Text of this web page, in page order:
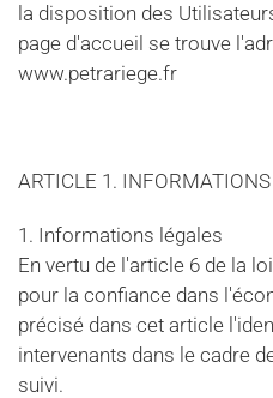
la disposition des
page d'accueil se trouve
www.petrariege.fr
ARTICLE 1.
1. Informations légales
En vertu de l'article 6 de la
pour la confiance dans
précisé dans cet article
intervenants dans le cadre
suivi.